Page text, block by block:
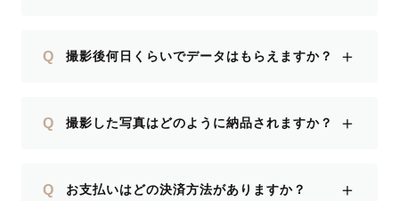
Q 撮影後何日くらいでデータはもらえますか？ ＋
Q 撮影した写真はどのように納品されますか？ ＋
Q お支払いはどの決済方法がありますか？ ＋